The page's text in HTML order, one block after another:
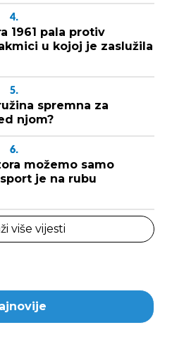
4.
1961 pala protiv
u kojoj je zaslužila
5.
spremna za
njom?
6.
možemo samo
je na rubu
više vijesti